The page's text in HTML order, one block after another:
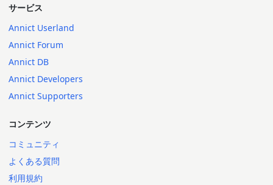
サービス
Annict Userland
Annict Forum
Annict DB
Annict Developers
Annict Supporters
コンテンツ
コミュニティ
よくある質問
利用規約